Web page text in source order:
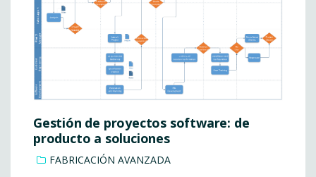
Gestión de proyectos software: de
producto a soluciones
FABRICACIÓN AVANZADA